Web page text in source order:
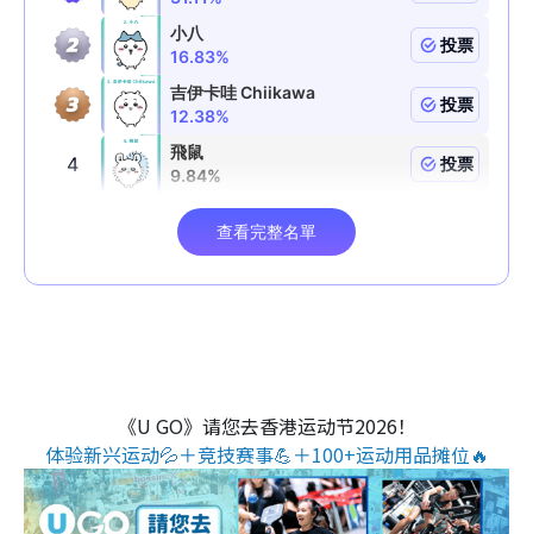
《U GO》请您去香港运动节2026！
体验新兴运动💦＋竞技赛事💪＋100+运动用品摊位🔥